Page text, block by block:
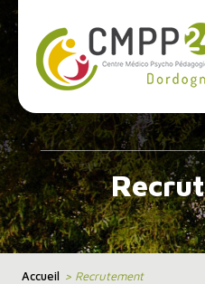
Accueil > Recrutement
Cookies management panel